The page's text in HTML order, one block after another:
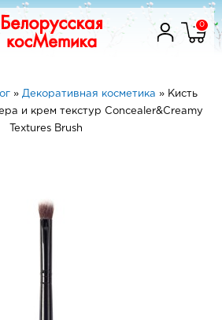
0
» Декоративная косметика » Кисть
и крем текстур Concealer&Сreamy
Textures Brush